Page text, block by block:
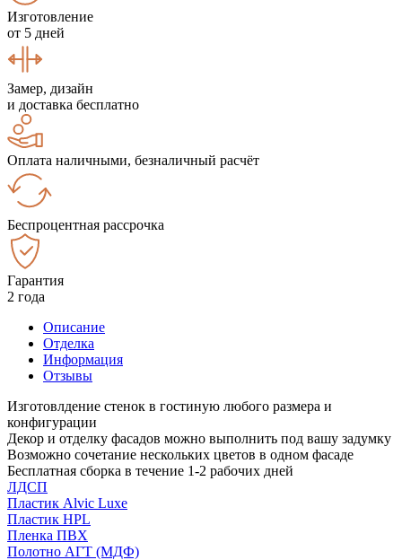
Изготовление
от 5 дней
Замер, дизайн
и доставка бесплатно
Оплата наличными, безналичный расчёт
Беспроцентная рассрочка
Гарантия
2 года
Описание
Отделка
Информация
Отзывы
Изготовлдение стенок в гостиную любого размера и
конфигурации
Декор и отделку фасадов можно выполнить под вашу задумку
Возможно сочетание нескольких цветов в одном фасаде
Бесплатная сборка в течение 1-2 рабочих дней
ЛДСП
Пластик Alvic Luxe
Пластик HPL
Пленка ПВХ
Полотно АГТ (МДФ)